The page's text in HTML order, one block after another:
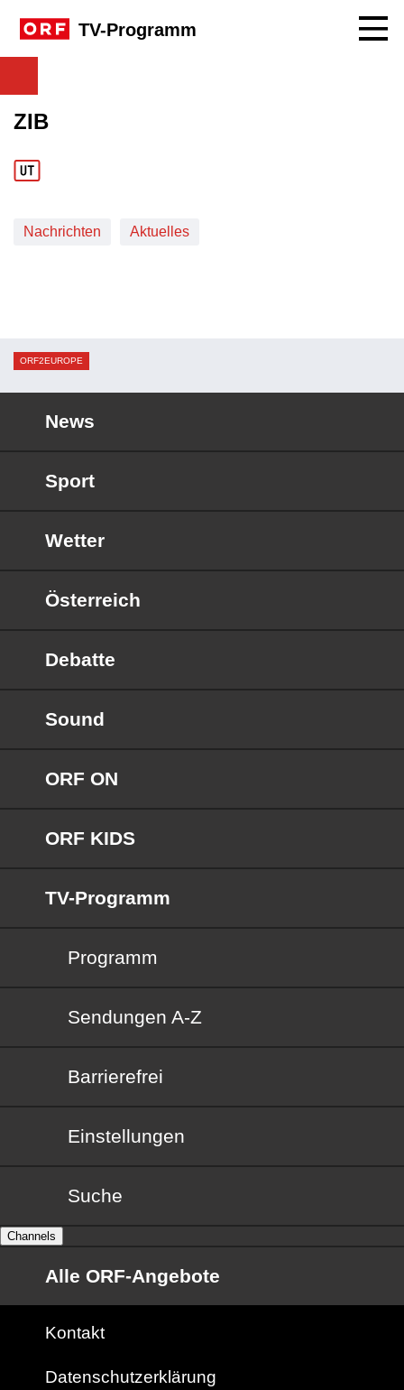
TV-Programm
ZIB
Nachrichten Aktuelles
ORF2EUROPE
News
Sport
Wetter
Österreich
Debatte
Sound
ORF ON
ORF KIDS
TV-Programm
Programm
Sendungen von A bis Z
Sendungen A-Z
Barrierefrei
Barrierefrei
Einstellungen
Suche
Channels
Alle ORF-Angebote
Kontakt
Datenschutzerklärung